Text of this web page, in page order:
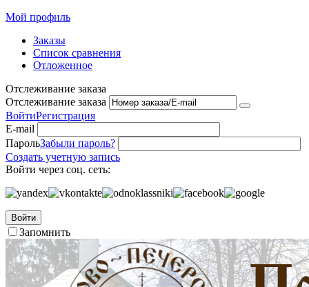
Мой профиль
Заказы
Список сравнения
Отложенное
Отслеживание заказа
Отслеживание заказа
ВойтиРегистрация
E-mail
ПарольЗабыли пароль?
Создать учетную запись
Войти через соц. сеть:
Войти
Запомнить